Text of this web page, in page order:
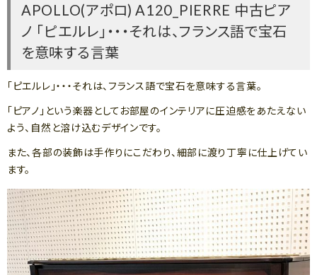
APOLLO(アポロ) A120_PIERRE 中古ピア
ノ 「ピエルレ」・・・それは、フランス語で宝石
を意味する言葉
「ピエルレ」・・・それは、フランス語で宝石を意味する言葉。
「ピアノ」という楽器としてお部屋のインテリアに圧迫感をあたえない
よう、自然と溶け込むデザインです。
また、各部の装飾は手作りにこだわり、細部に渡り丁寧に仕上げてい
ます。